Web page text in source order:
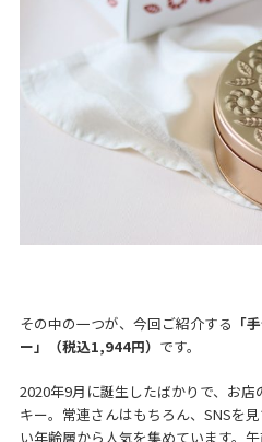
その中の一つが、今回ご紹介する 「
ー」（税込1,944円） です。
2020年9月に誕生したばかりで、お
キー。常連さんはもちろん、SNSを
い年齢層から人気を集めています。